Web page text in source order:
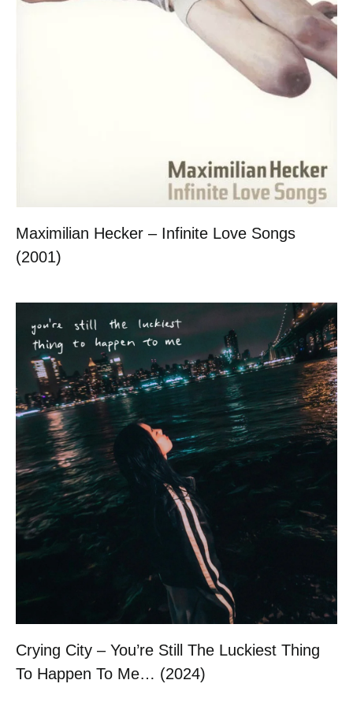
Maximilian Hecker – Infinite Love Songs
(2001)
Crying City – You’re Still The Luckiest Thing
To Happen To Me… (2024)